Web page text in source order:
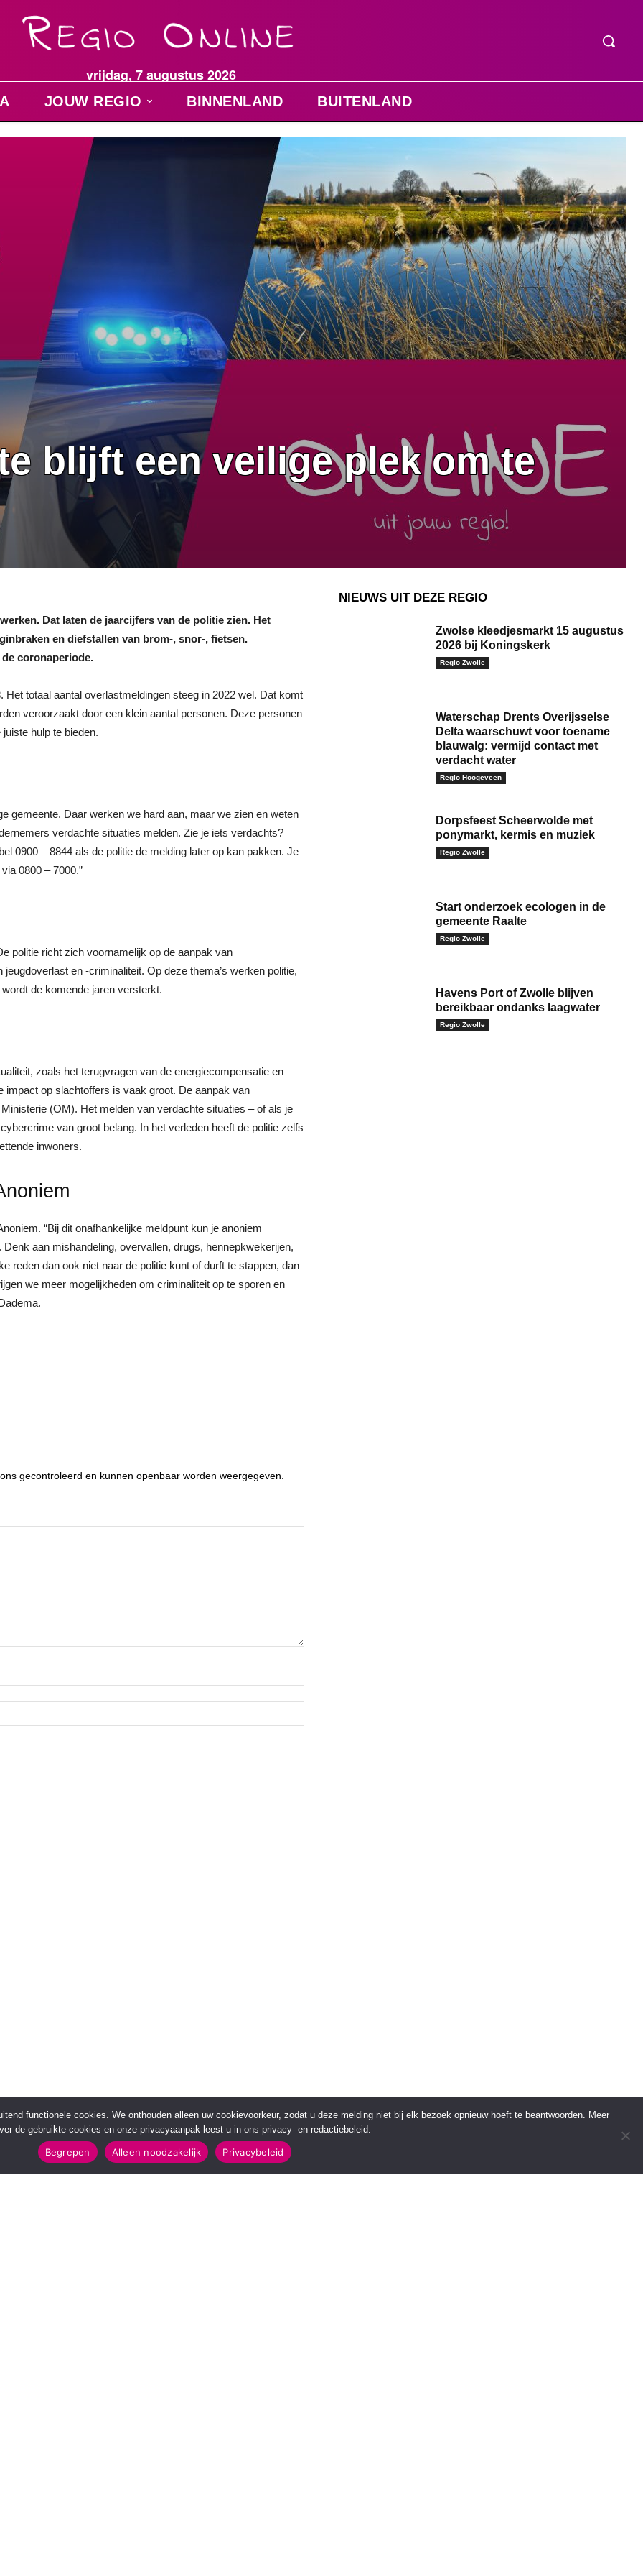
vrijdag, 7 augustus 2026
JOUW REGIO BINNENLAND BUITENLAND
blijft een veilige plek om te
Dat laten de jaarcijfers van de politie zien. Het
en diefstallen van brom-, snor-, fietsen.
coronaperiode.
totaal aantal overlastmeldingen steeg in 2022 wel. Dat komt
veroorzaakt door een klein aantal personen. Deze personen
hulp te bieden.
gemeente. Daar werken we hard aan, maar we zien en weten
verdachte situaties melden. Zie je iets verdachts?
0900 – 8844 als de politie de melding later op kan pakken. Je
0800 – 7000.”
politie richt zich voornamelijk op de aanpak van
en -criminaliteit. Op deze thema’s werken politie,
de komende jaren versterkt.
zoals het terugvragen van de energiecompensatie en
impact op slachtoffers is vaak groot. De aanpak van
(OM). Het melden van verdachte situaties – of als je
van groot belang. In het verleden heeft de politie zelfs
inwoners.
“Bij dit onafhankelijke meldpunt kun je anoniem
aan mishandeling, overvallen, drugs, hennepkwekerijen,
reden dan ook niet naar de politie kunt of durft te stappen, dan
we meer mogelijkheden om criminaliteit op te sporen en
gecontroleerd en kunnen openbaar worden weergegeven.
NIEUWS UIT DEZE REGIO
Zwolse kleedjesmarkt 15 augustus
2026 bij Koningskerk
Regio Zwolle
Waterschap Drents Overijsselse
Delta waarschuwt voor toename
blauwalg: vermijd contact met
verdacht water
Regio Hoogeveen
Dorpsfeest Scheerwolde met
ponymarkt, kermis en muziek
Regio Zwolle
Start onderzoek ecologen in de
gemeente Raalte
Regio Zwolle
Havens Port of Zwolle blijven
bereikbaar ondanks laagwater
Regio Zwolle
functionele cookies. We onthouden alleen uw cookievoorkeur, zodat u deze melding niet bij elk bezoek opnieuw hoeft te beantwoorden. Meer
de gebruikte cookies en onze privacyaanpak leest u in ons privacy- en redactiebeleid.
Begrepen Alleen noodzakelijk Privacybeleid